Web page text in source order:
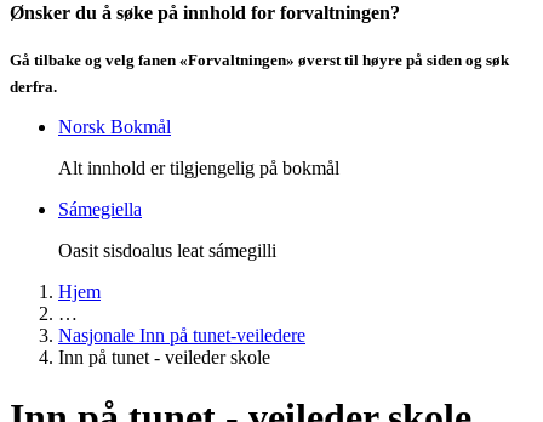
Ønsker du å søke på innhold for forvaltningen?
Gå tilbake og velg fanen «Forvaltningen» øverst til høyre på siden og søk
derfra.
Norsk Bokmål
Alt innhold er tilgjengelig på bokmål
Sámegiella
Oasit sisdoalus leat sámegilli
Hjem
…
Nasjonale Inn på tunet-veiledere
Inn på tunet - veileder skole